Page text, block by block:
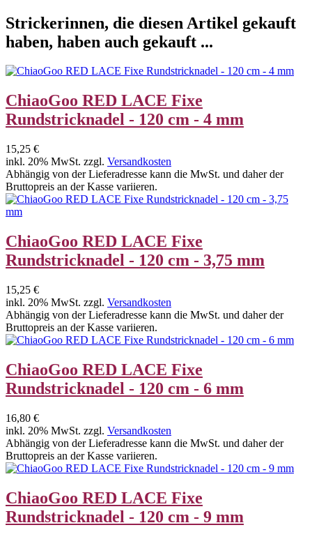
Strickerinnen, die diesen Artikel gekauft
haben, haben auch gekauft ...
ChiaoGoo RED LACE Fixe
Rundstricknadel - 120 cm - 4 mm
15,25 €
inkl. 20% MwSt. zzgl. Versandkosten
Abhängig von der Lieferadresse kann die MwSt. und daher der
Bruttopreis an der Kasse variieren.
ChiaoGoo RED LACE Fixe
Rundstricknadel - 120 cm - 3,75 mm
15,25 €
inkl. 20% MwSt. zzgl. Versandkosten
Abhängig von der Lieferadresse kann die MwSt. und daher der
Bruttopreis an der Kasse variieren.
ChiaoGoo RED LACE Fixe
Rundstricknadel - 120 cm - 6 mm
16,80 €
inkl. 20% MwSt. zzgl. Versandkosten
Abhängig von der Lieferadresse kann die MwSt. und daher der
Bruttopreis an der Kasse variieren.
ChiaoGoo RED LACE Fixe
Rundstricknadel - 120 cm - 9 mm